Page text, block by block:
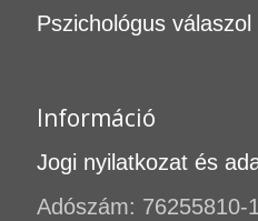
Pszichológus
Információ
Jogi nyilatkozat és
Adószám: 76255810-